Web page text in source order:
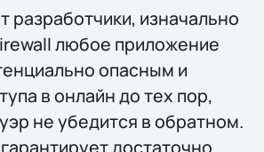
разработчики, изначально
любое приложение
опасным и
в онлайн до тех пор,
не убедится в обратном.
достаточно